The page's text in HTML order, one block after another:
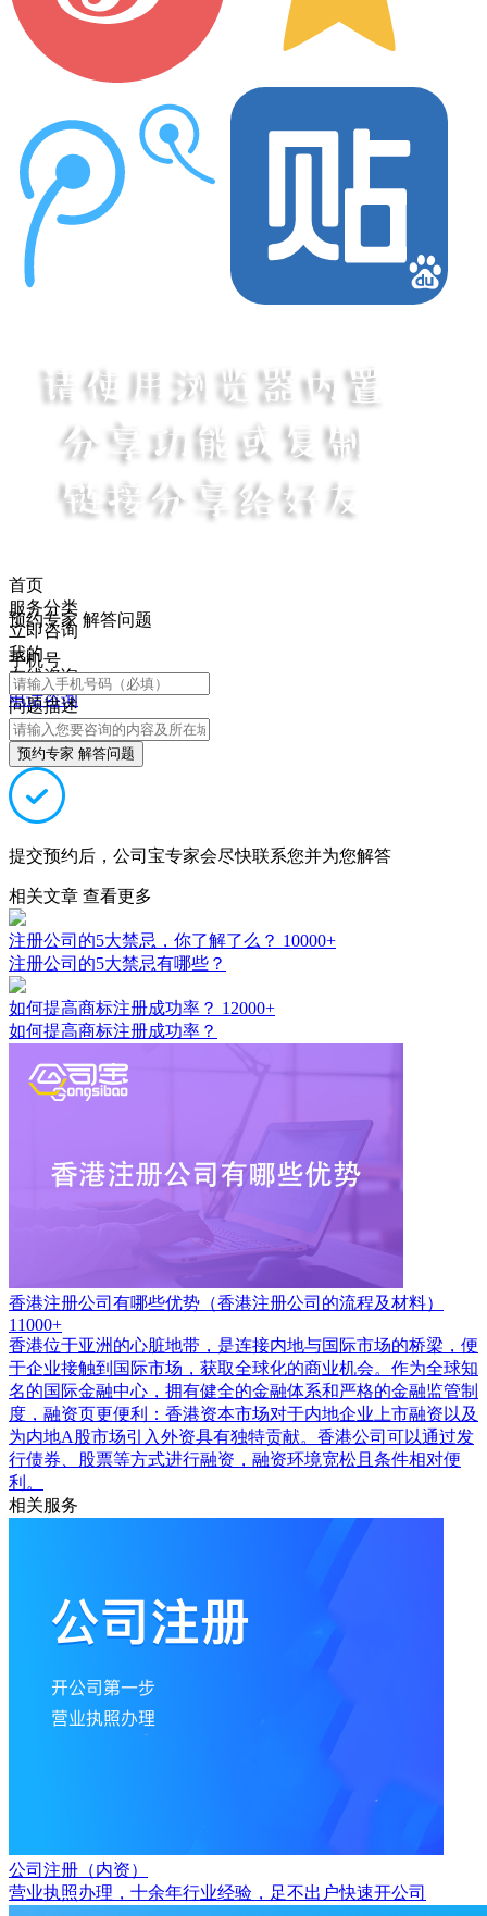
首页
服务分类
立即咨询
我的
在线咨询
电话咨询
预约专家 解答问题
手机号
问题描述
预约专家 解答问题
提交预约后，公司宝专家会尽快联系您并为您解答
相关文章 查看更多
注册公司的5大禁忌，你了解了么？ 10000+
注册公司的5大禁忌有哪些？
如何提高商标注册成功率？ 12000+
如何提高商标注册成功率？
香港注册公司有哪些优势（香港注册公司的流程及材料）
11000+
香港位于亚洲的心脏地带，是连接内地与国际市场的桥梁，便
于企业接触到国际市场，获取全球化的商业机会。作为全球知
名的国际金融中心，拥有健全的金融体系和严格的金融监管制
度，融资页更便利：香港资本市场对于内地企业上市融资以及
为内地A股市场引入外资具有独特贡献。香港公司可以通过发
行债券、股票等方式进行融资，融资环境宽松且条件相对便
利。
相关服务
公司注册（内资）
营业执照办理，十余年行业经验，足不出户快速开公司